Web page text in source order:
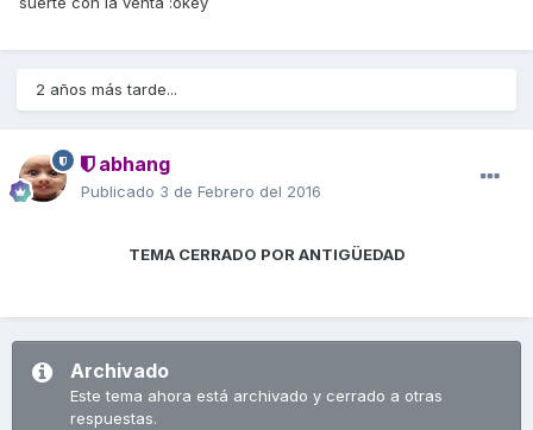
2 años más tarde...
abhang
Publicado 3 de Febrero del 2016
TEMA CERRADO POR ANTIGÜEDAD
Archivado
Este tema ahora está archivado y cerrado a otras
respuestas.